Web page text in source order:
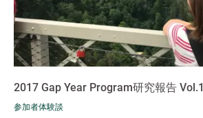
2017 Gap Year Program研究報告 Vol.1
参加者体験談